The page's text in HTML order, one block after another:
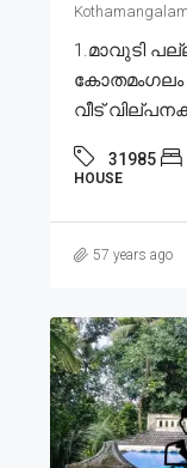
Kothamangalam
1.മാവുടി
കോതമംഗലം
വീട്
31985
HOUSE
57 years ago